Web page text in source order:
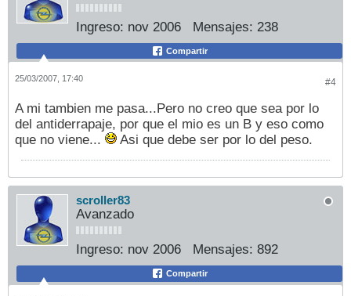
Ingreso: nov 2006 Mensajes: 238
Compartir
#4
25/03/2007, 17:40
A mi tambien me pasa...Pero no creo que sea por lo
del antiderrapaje, por que el mio es un B y eso como
que no viene...
Asi que debe ser por lo del peso.
scroller83
Avanzado
Ingreso: nov 2006 Mensajes: 892
Compartir